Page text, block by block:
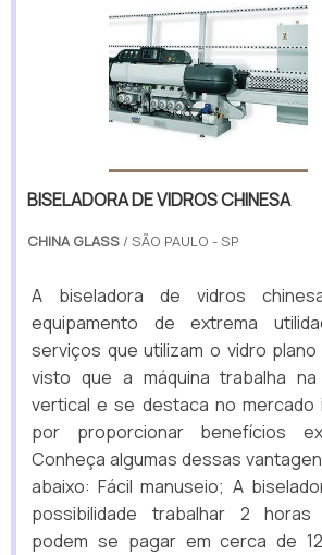
BISELADORA DE VIDROS CHINESA
CHINA GLASS / SÃO PAULO - SP
A biseladora de vidros
equipamento de extrema
serviços que utilizam o vidro plano
visto que a máquina trabalha
vertical e se destaca no mercado
por proporcionar benefícios
Conheça algumas dessas
abaixo: Fácil manuseio; A
possibilidade trabalhar 2
podem se pagar em cerca de